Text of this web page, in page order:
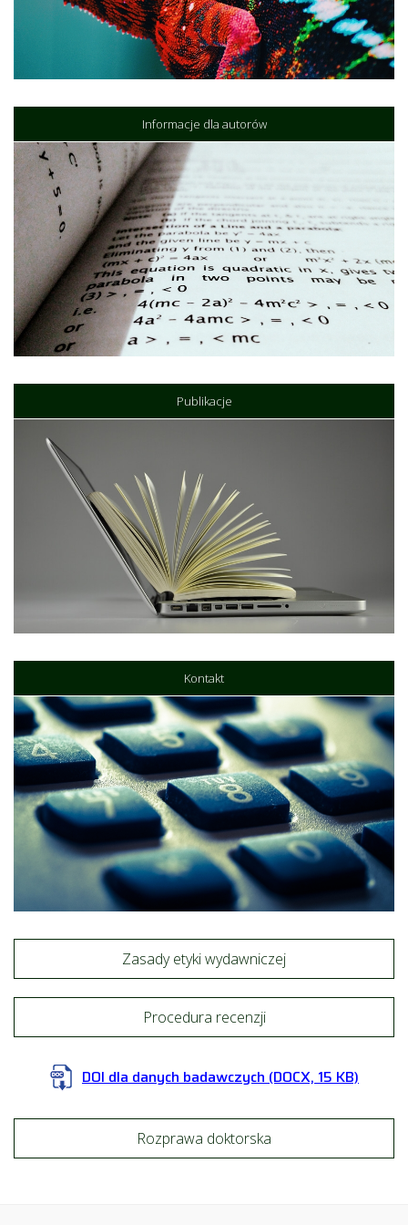
Informacje dla autorów
Publikacje
Kontakt
Zasady etyki wydawniczej
Procedura recenzji
DOI dla danych badawczych(DOCX, 15 KB)
Rozprawa doktorska